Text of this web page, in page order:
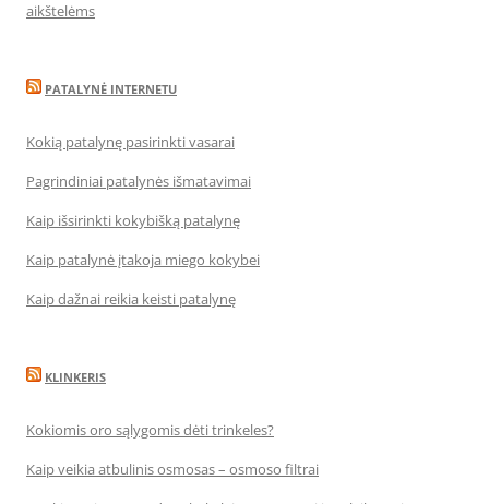
aikštelėms
PATALYNĖ INTERNETU
Kokią patalynę pasirinkti vasarai
Pagrindiniai patalynės išmatavimai
Kaip išsirinkti kokybišką patalynę
Kaip patalynė įtakoja miego kokybei
Kaip dažnai reikia keisti patalynę
KLINKERIS
Kokiomis oro sąlygomis dėti trinkeles?
Kaip veikia atbulinis osmosas – osmoso filtrai